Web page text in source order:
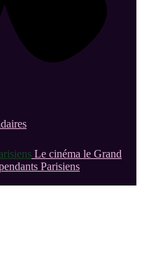
Le cinéma le Grand
Parisiens